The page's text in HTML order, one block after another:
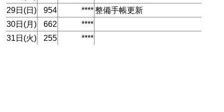
29日(日)
954 ****整備手帳更新
30日(月)
662
****
31日(火)
255 ****